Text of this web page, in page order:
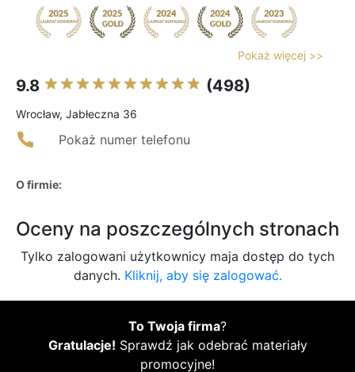
Pokaż więcej >>
9.8 (498)
Wrocław, Jabłeczna 36
Pokaż numer telefonu
O firmie:
Oceny na poszczególnych stronach
Tylko zalogowani użytkownicy maja dostęp do tych
danych. Kliknij, aby się zalogować.
To Twoja firma?
Gratulacje! Sprawdź jak odebrać materiały
promocyjne!